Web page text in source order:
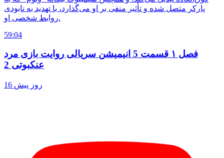
پارکر متصل شده و تأثیر منفی بر او می‌گذارد، با تهدید به نابودی
روابط شخصی او.
59:04
فصل ۱ قسمت 5 انیمیشن سریالی روایت بازی مرد
عنکبوتی 2
16 روز پیش